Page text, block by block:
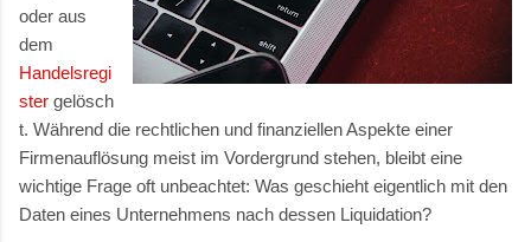
oder aus
dem
Handelsregi
ster gelösch
t. Während die rechtlichen und finanziellen Aspekte einer
Firmenauflösung meist im Vordergrund stehen, bleibt eine
wichtige Frage oft unbeachtet: Was geschieht eigentlich mit den
Daten eines Unternehmens nach dessen Liquidation?